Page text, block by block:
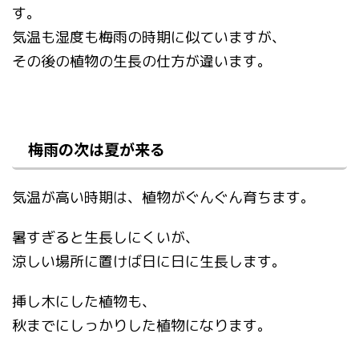
す。
気温も湿度も梅雨の時期に似ていますが、
その後の植物の生長の仕方が違います。
梅雨の次は夏が来る
気温が高い時期は、植物がぐんぐん育ちます。
暑すぎると生長しにくいが、
涼しい場所に置けば日に日に生長します。
挿し木にした植物も、
秋までにしっかりした植物になります。